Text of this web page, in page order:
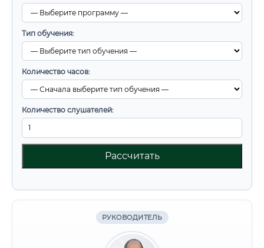
Тип обучения:
Количество часов:
Количество слушателей:
Рассчитать
РУКОВОДИТЕЛЬ